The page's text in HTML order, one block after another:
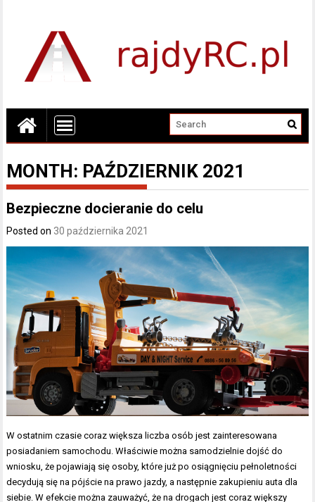
MONTH: PAŹDZIERNIK 2021
Bezpieczne docieranie do celu
Posted on 30 października 2021
W ostatnim czasie coraz większa liczba osób jest zainteresowana
posiadaniem samochodu. Właściwie można samodzielnie dojść do
wniosku, że pojawiają się osoby, które już po osiągnięciu pełnoletności
decydują się na pójście na prawo jazdy, a następnie zakupieniu auta dla
siebie. W efekcie można zauważyć, że na drogach jest coraz większy